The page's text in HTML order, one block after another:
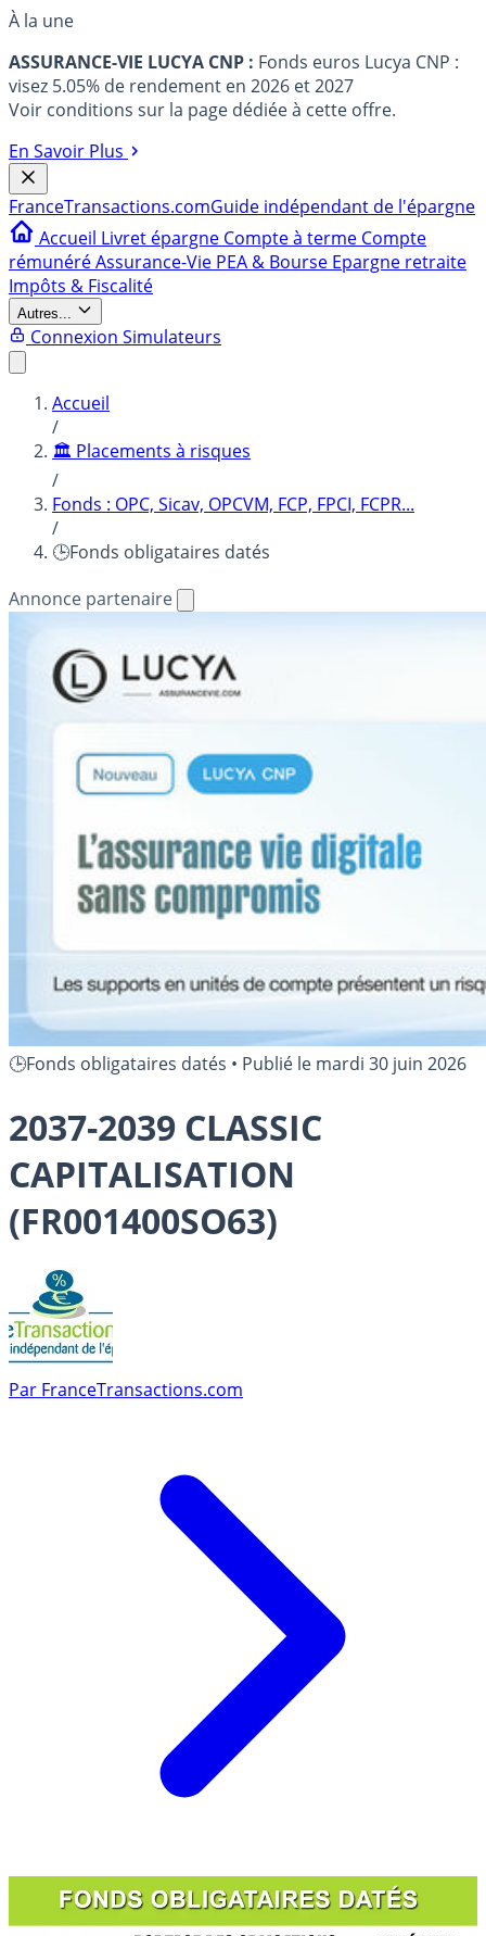
À la une
ASSURANCE-VIE LUCYA CNP : Fonds euros Lucya CNP :
visez 5.05% de rendement en 2026 et 2027
Voir conditions sur la page dédiée à cette offre.
En Savoir Plus
FranceTransactions.comGuide indépendant de l'épargne
Accueil Livret épargne Compte à terme Compte
rémunéréAssurance-Vie PEA & Bourse Epargne retraite
Impôts & Fiscalité
Autres...
Connexion Simulateurs
Accueil
/
🏛️ Placements à risques
/
Fonds : OPC, Sicav, OPCVM, FCP, FPCI, FCPR...
/
🕒Fonds obligataires datés
Annonce partenaire
🕒Fonds obligataires datés • Publié le mardi 30 juin 2026
2037-2039 CLASSIC
CAPITALISATION
(FR001400SO63)
Par FranceTransactions.com